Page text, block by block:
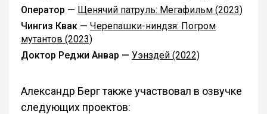
Оператор — Щенячий патруль: Мегафильм (2023)
Чингиз Квак — Черепашки-ниндзя: Погром
мутантов (2023)
Доктор Реджи Анвар — Уэнздей (2022)
Александр Берг также участвовал в озвучке
следующих проектов: